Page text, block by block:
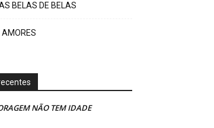
BELAS DE BELAS
AMORES
NÃO TEM IDADE